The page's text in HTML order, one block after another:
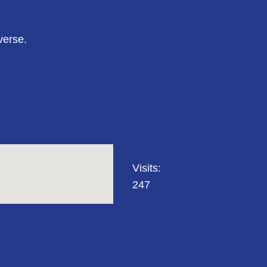
Visits:
247